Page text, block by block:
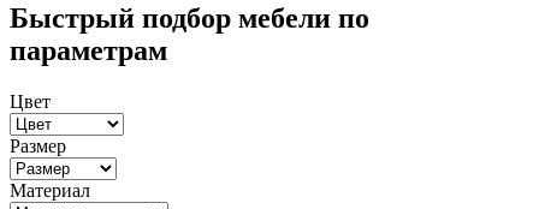
Быстрый подбор мебели по
параметрам
Цвет
Размер
Материал